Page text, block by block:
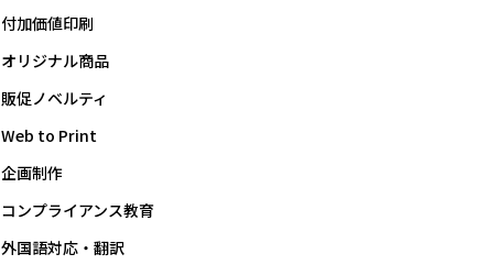
付加価値印刷
オリジナル商品
販促ノベルティ
Web to Print
企画制作
コンプライアンス教育
外国語対応・翻訳